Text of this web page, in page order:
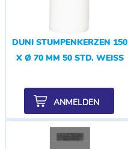
DUNI STUMPENKERZEN 150
X Ø 70 MM 50 STD. WEISS
ANMELDEN